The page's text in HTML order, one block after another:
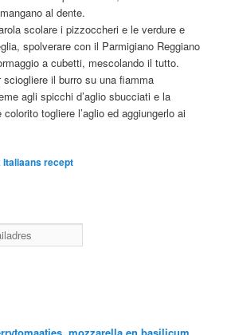
al dente.
scolare i pizzoccheri e le verdure e
spolverare con il Parmigiano Reggiano
a cubetti, mescolando il tutto.
sciogliere il burro su una fiamma
agli spicchi d’aglio sbucciati e la
togliere l’aglio ed aggiungerlo ai
recept